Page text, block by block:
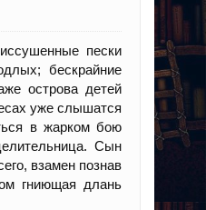
пески
бескрайние
острова детей
уже слышатся
в жарком бою
Сын
взамен познав
гниющая длань